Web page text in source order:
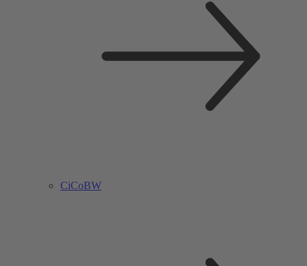
CiCoBW